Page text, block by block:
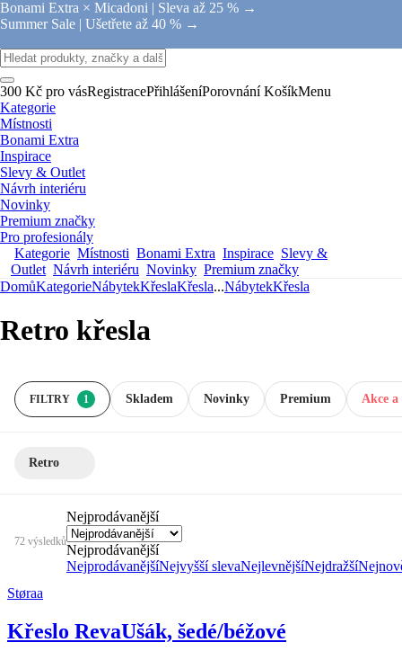
Bonami Extra × Micadoni | Sleva až 25 % →
Summer Sale | Ušetřete až 40 % →
300 Kč pro vásRegistracePřihlášeníPorovnání KošíkMenu
Kategorie
Místnosti
Bonami Extra
Inspirace
Slevy & Outlet
Návrh interiéru
Novinky
Premium značky
Pro profesionály
Kategorie Místnosti Bonami Extra Inspirace Slevy &
Outlet Návrh interiéru Novinky Premium značky
DomůKategorieNábytekKřeslaKřesla...NábytekKřesla
Retro křesla
FILTRY 1 Skladem Premium Akce a
Novinky
Retro
72 výsledků
Nejprodávanější
Nejprodávanější
NejprodávanějšíNejvyšší slevaNejlevnějšíNejdražší
Støraa
Křeslo RevaUšák, šedé/béžové